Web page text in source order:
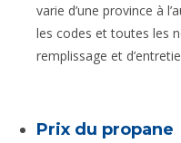
varie d’une province à
les codes et toutes les
remplissage et
Prix du propane